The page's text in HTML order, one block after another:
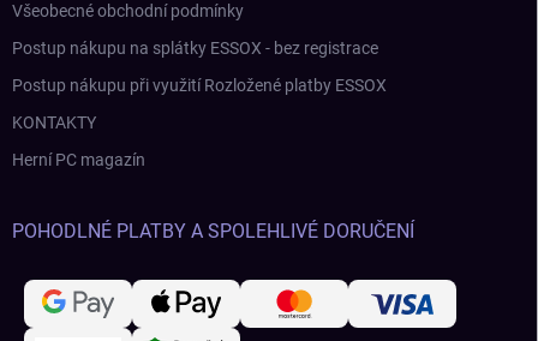
Všeobecné obchodní podmínky
Postup nákupu na splátky ESSOX - bez registrace
Postup nákupu při využití Rozložené platby ESSOX
KONTAKTY
Herní PC magazín
POHODLNÉ PLATBY A SPOLEHLIVÉ DORUČENÍ